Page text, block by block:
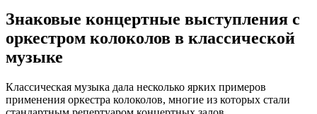
Знаковые концертные выступления с
оркестром колоколов в классической
музыке
Классическая музыка дала несколько ярких примеров
применения оркестра колоколов, многие из которых стали